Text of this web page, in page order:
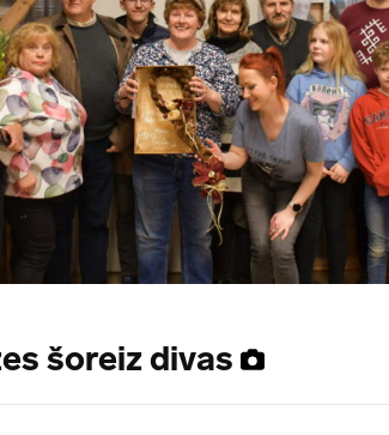
šoreiz divas